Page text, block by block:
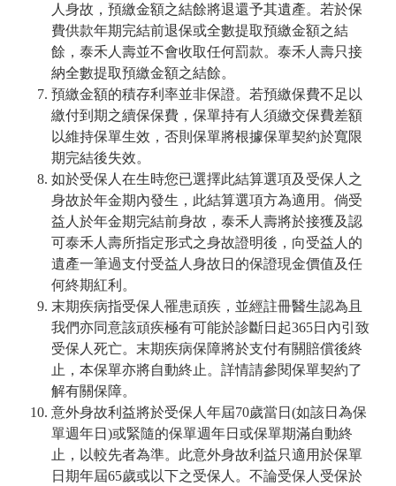
人身故，預繳金額之結餘將退還予其遺產。若於保
費供款年期完結前退保或全數提取預繳金額之結
餘，泰禾人壽並不會收取任何罰款。泰禾人壽只接
納全數提取預繳金額之結餘。
預繳金額的積存利率並非保證。若預繳保費不足以
繳付到期之續保保費，保單持有人須繳交保費差額
以維持保單生效，否則保單將根據保單契約於寬限
期完結後失效。
如於受保人在生時您已選擇此結算選項及受保人之
身故於年金期內發生，此結算選項方為適用。倘受
益人於年金期完結前身故，泰禾人壽將於接獲及認
可泰禾人壽所指定形式之身故證明後，向受益人的
遺產一筆過支付受益人身故日的保證現金價值及任
何終期紅利。
末期疾病指受保人罹患頑疾，並經註冊醫生認為且
我們亦同意該頑疾極有可能於診斷日起365日內引致
受保人死亡。末期疾病保障將於支付有關賠償後終
止，本保單亦將自動終止。詳情請參閱保單契約了
解有關保障。
意外身故利益將於受保人年屆70歲當日(如該日為保
單週年日)或緊隨的保單週年日或保單期滿自動終
止，以較先者為準。此意外身故利益只適用於保單
日期年屆65歲或以下之受保人。不論受保人受保於